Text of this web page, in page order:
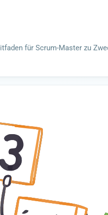
für Scrum-Master zu